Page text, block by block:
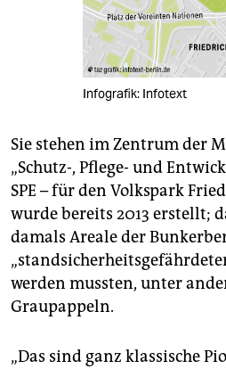
Infografik: Infotext
Sie stehen im Zentrum der
„Schutz-, Pflege- und
SPE – für den Volkspark
wurde bereits 2013 erstellt;
damals Areale der
werden mussten, unter
Graupappeln.
„Das sind ganz klassische